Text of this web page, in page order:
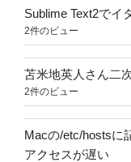
Sublime Text2でイ
2件のビュー
苫米地英人さん二
2件のビュー
Macの/etc/hostsに
アクセスが遅い